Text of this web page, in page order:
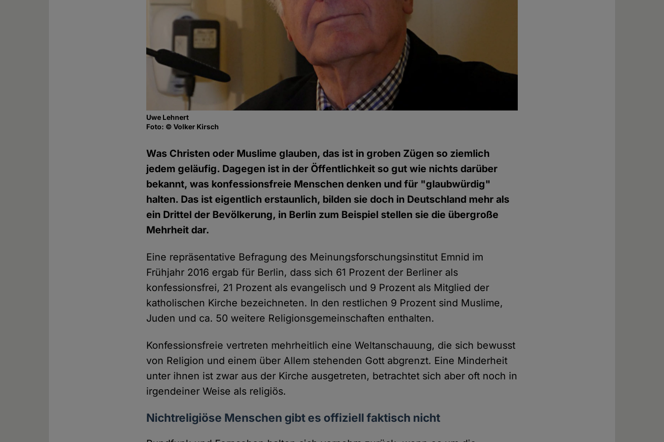
Uwe Lehnert
Foto: © Volker Kirsch
Was Christen oder Muslime glauben, das ist in groben Zügen so ziemlich
jedem geläufig. Dagegen ist in der Öffentlichkeit so gut wie nichts darüber
bekannt, was konfessionsfreie Menschen denken und für "glaubwürdig"
halten. Das ist eigentlich erstaunlich, bilden sie doch in Deutschland mehr als
ein Drittel der Bevölkerung, in Berlin zum Beispiel stellen sie die übergroße
Mehrheit dar.
Eine repräsentative Befragung des Meinungsforschungsinstitut Emnid im
Frühjahr 2016 ergab für Berlin, dass sich 61 Prozent der Berliner als
konfessionsfrei, 21 Prozent als evangelisch und 9 Prozent als Mitglied der
katholischen Kirche bezeichneten. In den restlichen 9 Prozent sind Muslime,
Juden und ca. 50 weitere Religionsgemeinschaften enthalten.
Konfessionsfreie vertreten mehrheitlich eine Weltanschauung, die sich bewusst
von Religion und einem über Allem stehenden Gott abgrenzt. Eine Minderheit
unter ihnen ist zwar aus der Kirche ausgetreten, betrachtet sich aber oft noch in
irgendeiner Weise als religiös.
Nichtreligiöse Menschen gibt es offiziell faktisch nicht